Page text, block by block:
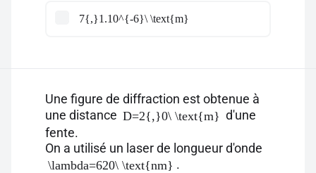
7{,}1.10^{-6}\ \text{m}
Une figure de diffraction est obtenue à
une distance D=2{,}0\ \text{m} d'une
fente.
On a utilisé un laser de longueur d'onde
\lambda=620\ \text{nm} .